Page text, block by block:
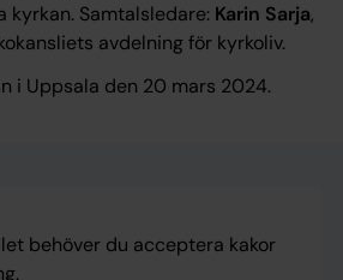
kyrkan. Samtalsledare: Karin Sarja,
avdelning för kyrkoliv.
i Uppsala den 20 mars 2024.
behöver du acceptera kakor